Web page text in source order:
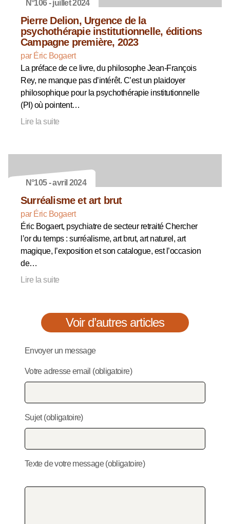
N°106 - juillet 2024
Pierre Delion, Urgence de la
psychothérapie institutionnelle, éditions
Campagne première, 2023
par Éric Bogaert
La préface de ce livre, du philosophe Jean-François
Rey, ne manque pas d’intérêt. C’est un plaidoyer
philosophique pour la psychothérapie institutionnelle
(PI) où pointent…
Lire la suite
N°105 - avril 2024
Surréalisme et art brut
par Éric Bogaert
Éric Bogaert, psychiatre de secteur retraité Chercher
l’or du temps : surréalisme, art brut, art naturel, art
magique, l’exposition et son catalogue, est l’occasion
de…
Lire la suite
Voir d’autres articles
Envoyer un message
Votre adresse email (obligatoire)
Sujet (obligatoire)
Texte de votre message (obligatoire)